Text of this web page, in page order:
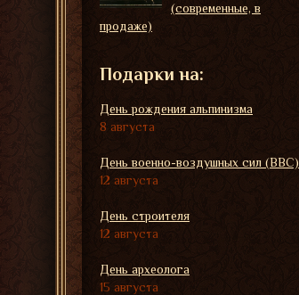
(современные, в
продаже)
Подарки на:
День рождения альпинизма
8 августа
День военно-воздушных сил (ВВС)
12 августа
День строителя
12 августа
День археолога
15 августа